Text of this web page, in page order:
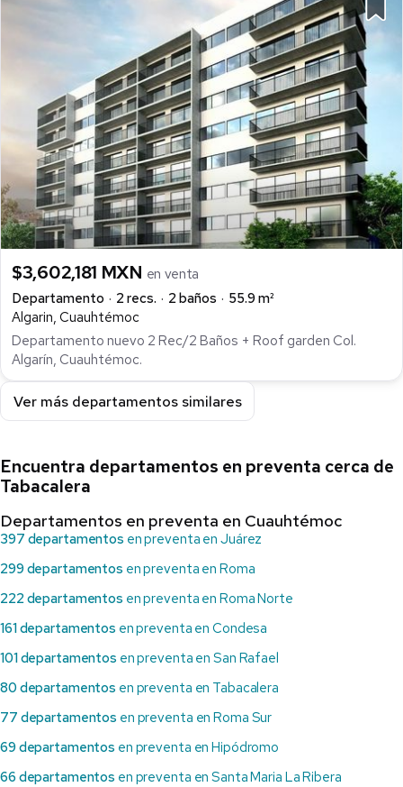
$3,602,181 MXN en venta
Departamento
2 recs. 2 baños
55.9 m²
Algarin, Cuauhtémoc
Departamento nuevo 2 Rec/2 Baños + Roof garden Col.
Algarín, Cuauhtémoc.
Ver más departamentos similares
Encuentra departamentos en preventa cerca de
Tabacalera
Departamentos en preventa en Cuauhtémoc
397 departamentos en preventa en Juárez
299 departamentos en preventa en Roma
222 departamentos en preventa en Roma Norte
161 departamentos en preventa en Condesa
101 departamentos en preventa en San Rafael
80 departamentos en preventa en Tabacalera
77 departamentos en preventa en Roma Sur
69 departamentos en preventa en Hipódromo
66 departamentos en preventa en Santa Maria La Ribera